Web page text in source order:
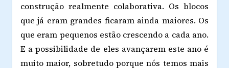
construção realmente colaborativa. Os blocos
que já eram grandes ficaram ainda maiores. Os
que eram pequenos estão crescendo a cada ano.
E a possibilidade de eles avançarem este ano é
muito maior, sobretudo porque nós temos mais